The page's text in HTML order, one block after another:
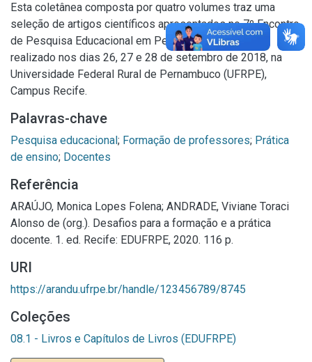
Esta coletânea composta por quatro volumes traz uma
seleção de artigos científicos apresentados no 7º Encontro
de Pesquisa Educacional em Pernambuco (EpePE),
realizado nos dias 26, 27 e 28 de setembro de 2018, na
Universidade Federal Rural de Pernambuco (UFRPE),
Campus Recife.
Palavras-chave
Pesquisa educacional; Formação de professores; Prática
de ensino; Docentes
Referência
ARAÚJO, Monica Lopes Folena; ANDRADE, Viviane Toraci
Alonso de (org.). Desafios para a formação e a prática
docente. 1. ed. Recife: EDUFRPE, 2020. 116 p.
URI
https://arandu.ufrpe.br/handle/123456789/8745
Coleções
08.1 - Livros e Capítulos de Livros (EDUFRPE)